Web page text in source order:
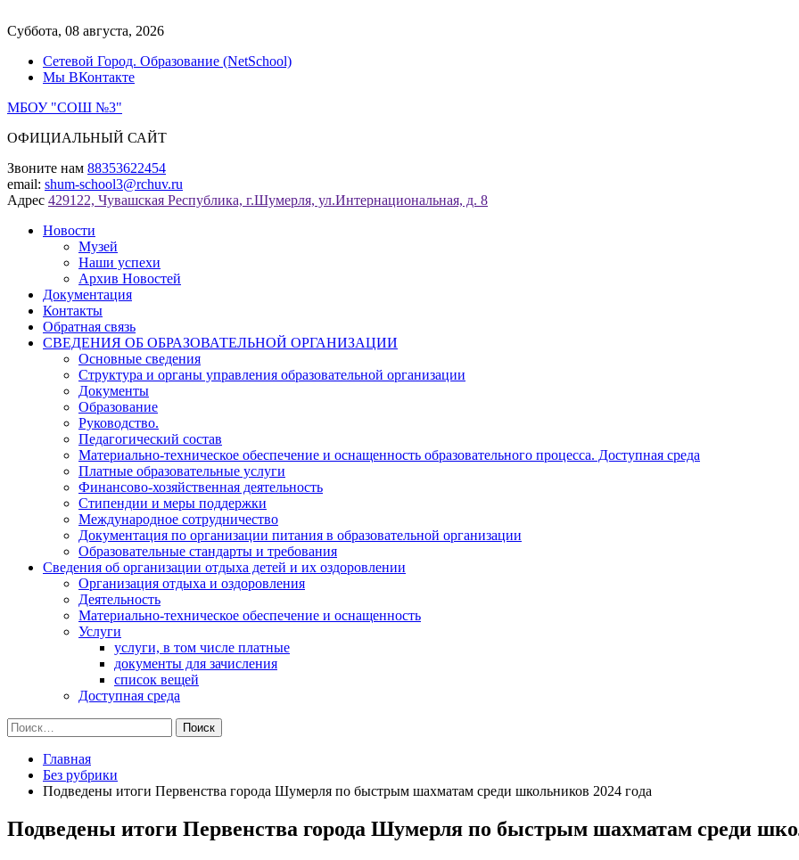
к
Суббота, 08 августа, 2026
Сетевой Город. Образование (NetSchool)
Мы ВКонтакте
МБОУ "СОШ №3"
ОФИЦИАЛЬНЫЙ САЙТ
Звоните нам 88353622454
email: shum-school3@rchuv.ru
Адрес 429122, Чувашская Республика, г.Шумерля, ул.Интернациональная, д. 8
Новости
Музей
Наши успехи
Архив Новостей
Документация
Контакты
Обратная связь
СВЕДЕНИЯ ОБ ОБРАЗОВАТЕЛЬНОЙ ОРГАНИЗАЦИИ
Основные сведения
Структура и органы управления образовательной организации
Документы
Образование
Руководство.
Педагогический состав
Материально-техническое обеспечение и оснащенность образовательного процесса. Доступная среда
Платные образовательные услуги
Финансово-хозяйственная деятельность
Стипендии и меры поддержки
Международное сотрудничество
Документация по организации питания в образовательной организации
Образовательные стандарты и требования
Сведения об организации отдыха детей и их оздоровлении
Организация отдыха и оздоровления
Деятельность
Материально-техническое обеспечение и оснащенность
Услуги
услуги, в том числе платные
документы для зачисления
список вещей
Доступная среда
Найти:
Главная
Без рубрики
Подведены итоги Первенства города Шумерля по быстрым шахматам среди школьников 2024 года
Подведены итоги Первенства города Шумерля по быстрым шахматам среди